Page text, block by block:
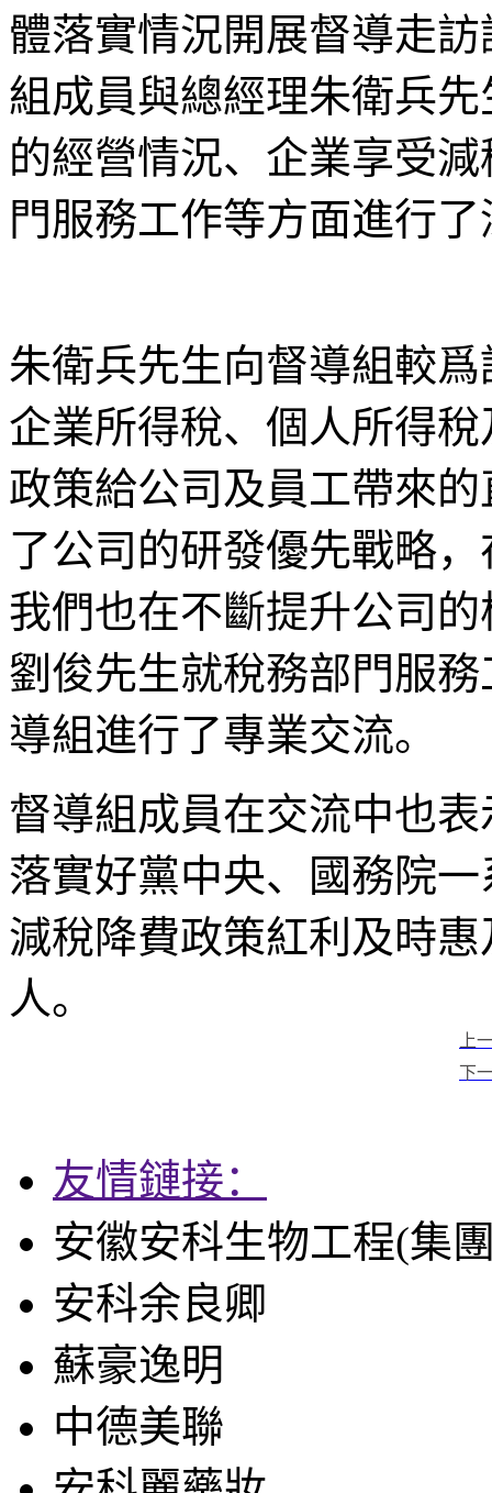
體落實情況開展督導走
組成員與總經理朱衛兵
的經營情況、企業享受
門服務工作等方面進行
朱衛兵先生向督導組較
企業所得稅、個人所得
政策給公司及員工帶來
了公司的研發優先戰略
我們也在不斷提升公司
劉俊先生就稅務部門服
導組進行了專業交流。
督導組成員在交流中也
落實好黨中央、國務院
減稅降費政策紅利及時
人。
上
下
友情鏈接：
安徽安科生物工程(集
安科余良卿
蘇豪逸明
中德美聯